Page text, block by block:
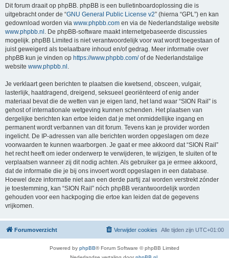
Dit forum draait op phpBB. phpBB is een bulletinboardoplossing die is
uitgebracht onder de “GNU General Public License v2” (hierna “GPL”) en kan
gedownload worden via www.phpbb.com en via de Nederlandstalige website
www.phpbb.nl . De phpBB-software maakt internetgebaseerde discussies
mogelijk. phpBB Limited is niet verantwoordelijk voor wat wordt toegestaan of
juist geweigerd als toelaatbare inhoud en/of gedrag. Meer informatie over
phpBB kun je vinden op https://www.phpbb.com/of de Nederlandstalige
website www.phpbb.nl
Je verklaart geen berichten te plaatsen die kwetsend, obsceen, vulgair,
lasterlijk, haatdragend, dreigend, seksueel georiënteerd of enig ander
materiaal bevat die de wetten van je eigen land, het land waar “SION Rail” is
gehost of internationale wetgeving kunnen schenden. Het plaatsen van
dergelijke berichten kan ertoe leiden dat je met onmiddellijke ingang en
permanent wordt verbannen van dit forum. Tevens kan je provider worden
ingelicht. De IP-adressen van alle berichten worden opgeslagen om deze
voorwaarden te kunnen waarborgen. Je gaat er mee akkoord dat “SION Rail”
het recht heeft om ieder onderwerp te verwijderen, te wijzigen, te sluiten of te
verplaatsen wanneer zij dit nodig achten. Als gebruiker ga je ermee akkoord,
dat de informatie die je bij ons invoert wordt opgeslagen in een database.
Hoewel deze informatie niet aan een derde partij zal worden verstrekt zónder
je toestemming, kan “SION Rail” nóch phpBB verantwoordelijk worden
gehouden voor een hackpoging die ertoe kan leiden dat de gegevens
vrijkomen.
Forumoverzicht Alle tijden zijn UTC+01:00
Verwijder cookies
Powered by phpBB® Forum Software © phpBB Limited